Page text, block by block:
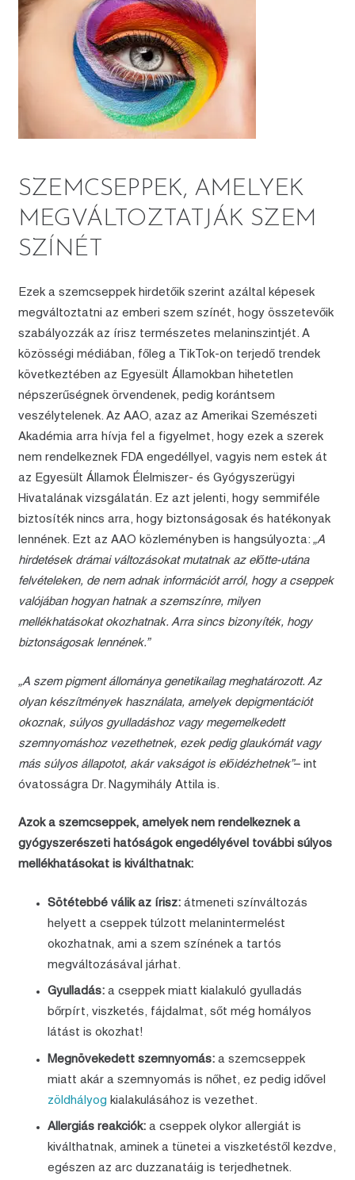
SZEMCSEPPEK, AMELYEK
MEGVÁLTOZTATJÁK SZEM
SZÍNÉT
Ezek a szemcseppek hirdetőik szerint azáltal képesek
megváltoztatni az emberi szem színét, hogy összetevőik
szabályozzák az írisz természetes melaninszintjét. A
közösségi médiában, főleg a TikTok-on terjedő trendek
következtében az Egyesült Államokban hihetetlen
népszerűségnek örvendenek, pedig korántsem
veszélytelenek. Az AAO, azaz az Amerikai Szemészeti
Akadémia arra hívja fel a figyelmet, hogy ezek a szerek
nem rendelkeznek FDA engedéllyel, vagyis nem estek át
az Egyesült Államok Élelmiszer- és Gyógyszerügyi
Hivatalának vizsgálatán. Ez azt jelenti, hogy semmiféle
biztosíték nincs arra, hogy biztonságosak és hatékonyak
lennének. Ezt az AAO közleményben is hangsúlyozta: „A
hirdetések drámai változásokat mutatnak az előtte-utána
felvételeken, de nem adnak információt arról, hogy a cseppek
valójában hogyan hatnak a szemszínre, milyen
mellékhatásokat okozhatnak. Arra sincs bizonyíték, hogy
biztonságosak lennének.”
„A szem pigment állománya genetikailag meghatározott. Az
olyan készítmények használata, amelyek depigmentációt
okoznak, súlyos gyulladáshoz vagy megemelkedett
szemnyomáshoz vezethetnek, ezek pedig glaukómát vagy
más súlyos állapotot, akár vakságot is előidézhetnek”– int
óvatosságra Dr. Nagymihály Attila is.
Azok a szemcseppek, amelyek nem rendelkeznek a
gyógyszerészeti hatóságok engedélyével további súlyos
mellékhatásokat is kiválthatnak:
Sötétebbé válik az írisz: átmeneti színváltozás
helyett a cseppek túlzott melanintermelést
okozhatnak, ami a szem színének a tartós
megváltozásával járhat.
Gyulladás: a cseppek miatt kialakuló gyulladás
bőrpírt, viszketés, fájdalmat, sőt még homályos
látást is okozhat!
Megnövekedett szemnyomás: a szemcseppek
miatt akár a szemnyomás is nőhet, ez pedig idővel
zöldhályog kialakulásához is vezethet.
Allergiás reakciók: a cseppek olykor allergiát is
kiválthatnak, aminek a tünetei a viszketéstől kezdve,
egészen az arc duzzanatáig is terjedhetnek.